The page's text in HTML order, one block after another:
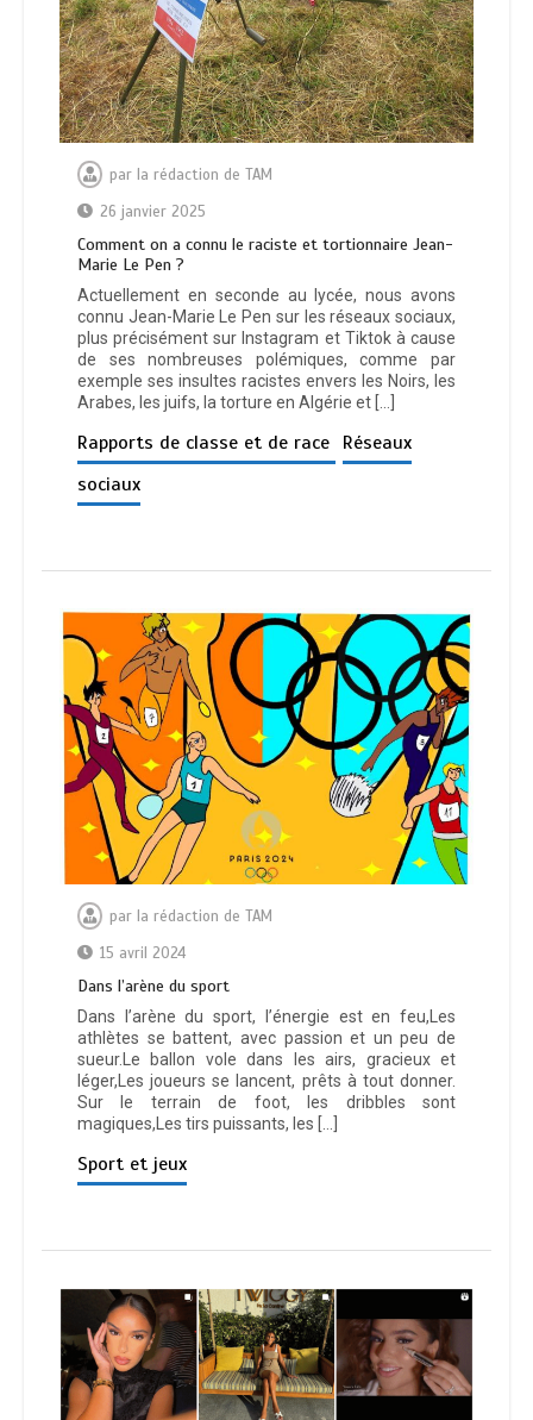
par la rédaction de TAM
26 janvier 2025
Comment on a connu le raciste et tortionnaire Jean-
Marie Le Pen ?
Actuellement en seconde au lycée, nous avons
connu Jean-Marie Le Pen sur les réseaux sociaux,
plus précisément sur Instagram et Tiktok à cause
de ses nombreuses polémiques, comme par
exemple ses insultes racistes envers les Noirs, les
Arabes, les juifs, la torture en Algérie et […]
Rapports de classe et de race Réseaux
sociaux
par la rédaction de TAM
15 avril 2024
Dаnѕ l’аrѐnе du ѕроrt
Dans l’arène du sport, l’énergie est en feu,Les
athlètes se battent, avec passion et un peu de
sueur.Le ballon vole dans les airs, gracieux et
léger,Les joueurs se lancent, prêts à tout donner.
Sur le terrain de foot, les dribbles sont
magiques,Les tirs puissants, les […]
Sport et jeux